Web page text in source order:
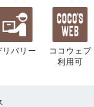
リバリー
ココウェブ
利用可